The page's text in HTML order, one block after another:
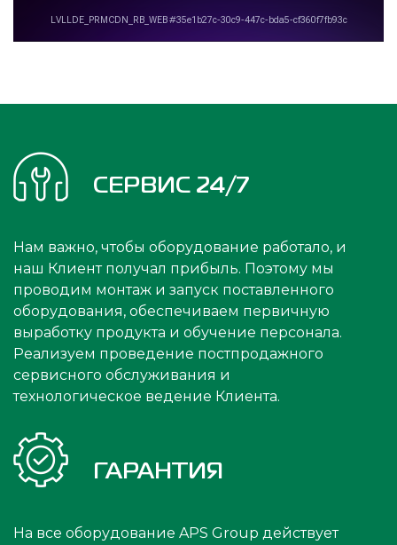
СЕРВИС 24/7
Нам важно, чтобы оборудование работало, и
наш Клиент получал прибыль. Поэтому мы
проводим монтаж и запуск поставленного
оборудования, обеспечиваем первичную
выработку продукта и обучение персонала.
Реализуем проведение постпродажного
сервисного обслуживания и
технологическое ведение Клиента.
ГАРАНТИЯ
На все оборудование APS Group действует